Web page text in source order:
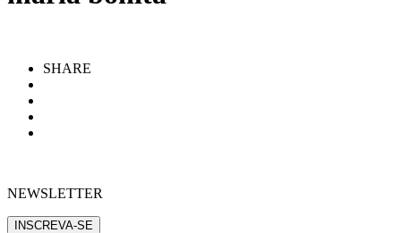
SHARE
NEWSLETTER
INSCREVA-SE